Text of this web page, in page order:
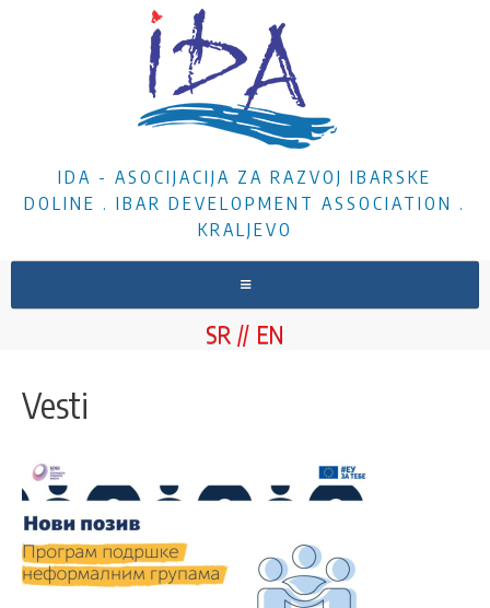
IDA - ASOCIJACIJA ZA RAZVOJ IBARSKE
DOLINE . IBAR DEVELOPMENT ASSOCIATION .
KRALJEVO
VESTI
DOKUMENTA
KONTAKT
SR EN
Vesti